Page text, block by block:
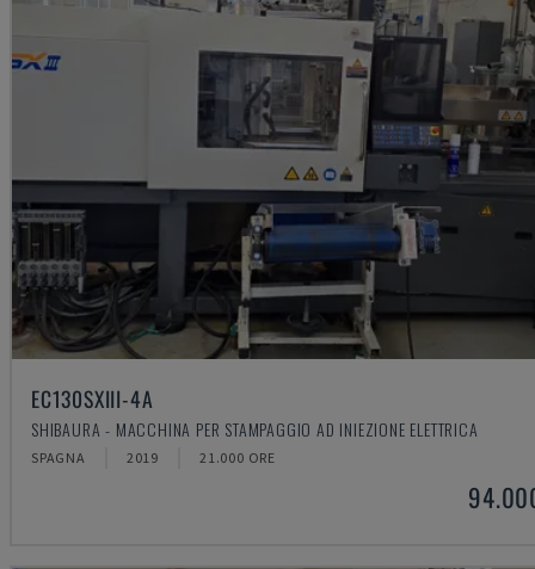
EC130SXIII-4A
SHIBAURA - MACCHINA PER STAMPAGGIO AD INIEZIONE ELETTRICA
SPAGNA 2019 21.000 ORE